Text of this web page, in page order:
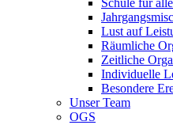
Schule für
Lust auf
Räumliche
Zeitliche
Individuelle
Besondere
Unser Team
OGS